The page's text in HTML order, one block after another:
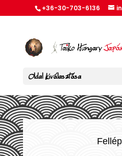
+36-30-703-6136
Oldal kiválasztása